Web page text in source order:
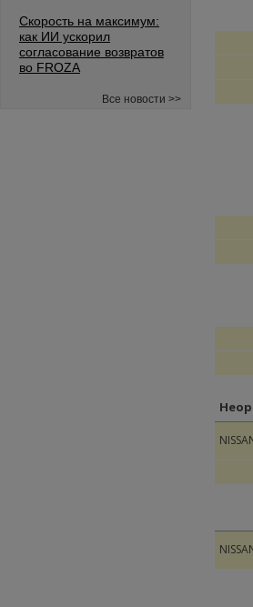
Скорость на максимум:
как ИИ ускорил
согласование возвратов
во FROZA
Все новости >>